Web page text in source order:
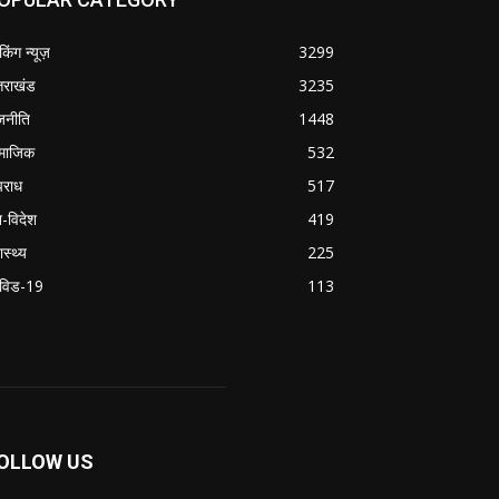
न्यूज़
3299
3235
1448
532
517
विदेश
419
225
19
113
US